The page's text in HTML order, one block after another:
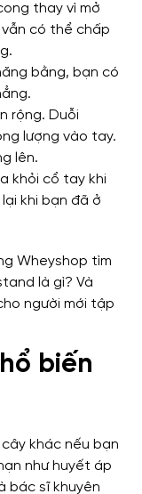
thay vì mở
có thể chấp
bằng, bạn có
rộng. Duỗi
lượng vào tay.
lên.
khỏi cổ tay khi
khi bạn đã ở
biến
khác nếu bạn
như huyết áp
bác sĩ khuyên